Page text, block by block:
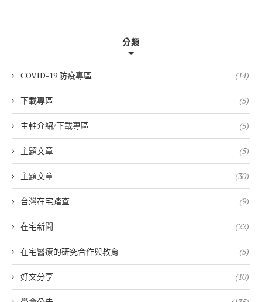
分類
COVID-19 防疫專區 (14)
下載專區 (5)
主軸介紹/下載專區 (5)
主題文章 (5)
主題文章 (30)
台灣在宅踏查 (9)
在宅新聞 (22)
在宅醫療的研究合作與教育 (5)
好文分享 (10)